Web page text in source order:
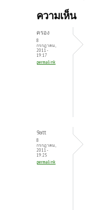
b
o
k
itt
ความเห็น
ครอง
8
กรกฎาคม,
2011 -
19:17
permalink
9att
8
กรกฎาคม,
2011 -
19:25
permalink